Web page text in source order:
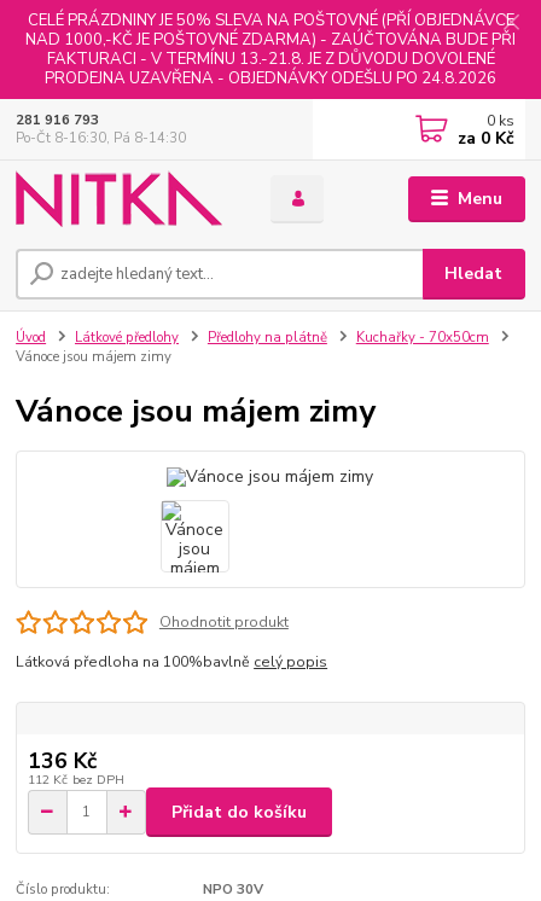
CELÉ PRÁZDNINY JE 50% SLEVA NA POŠTOVNÉ (PŘÍ OBJEDNÁVCE
NAD 1000,-KČ JE POŠTOVNÉ ZDARMA) - ZAÚČTOVÁNA BUDE PŘI
FAKTURACI - V TERMÍNU 13.-21.8. JE Z DŮVODU DOVOLENÉ
PRODEJNA UZAVŘENA - OBJEDNÁVKY ODEŠLU PO 24.8.2026
Menu
Hledat
281 916 793
Po-Čt 8-16:30, Pá 8-14:30
0 ks
za 0 Kč
Úvod Látkové předlohy Předlohy na plátně
Kuchařky - 70x50cm
Vánoce jsou májem zimy
Vánoce jsou májem zimy
Ohodnotit produkt
Látková předloha na 100%bavlně celý popis
136 Kč
112 Kč bez DPH
Přidat do košíku
Číslo produktu: NPO 30V